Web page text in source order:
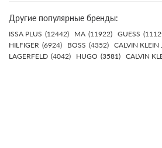
Другие популярные бренды:
ISSA PLUS (12442) MA (11922) GUESS
HILFIGER (6924) BOSS (4352) CALVIN KLEIN
LAGERFELD (4042) HUGO (3581) CALVIN